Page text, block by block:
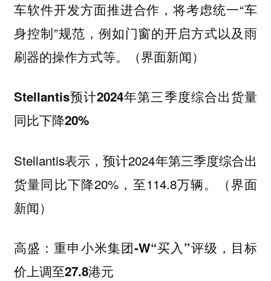
车软件开发方面推进合作，将考虑统一“车
身控制”规范，例如门窗的开启方式以及雨
刷器的操作方式等。（界面新闻）
Stellantis预计2024年第三季度综合出货量
同比下降20%
Stellantis表示，预计2024年第三季度综合出
货量同比下降20%，至114.8万辆。（界面
新闻）
高盛：重申小米集团-W“买入”评级，目标
价上调至27.8港元